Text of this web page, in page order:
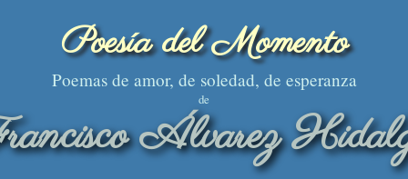
Poesía del Momento
Poemas de amor, de soledad, de esperanza
de
Álvarez